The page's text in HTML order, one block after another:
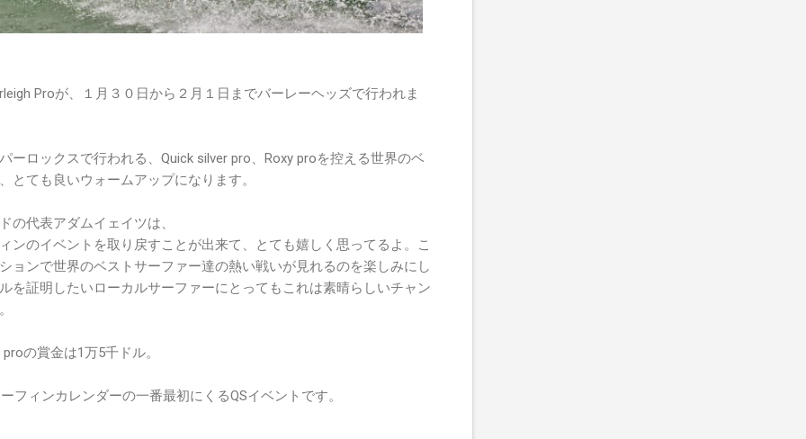
Proが、１月３０日から２月１日までバーレーヘッズで行われま
ーロックスで行われる、Quick silver pro、Roxy proを控える世界のベ
とても良いウォームアップになります。
の代表アダムイェイツは、
ンのイベントを取り戻すことが出来て、とても嬉しく思ってるよ。こ
ョンで世界のベストサーファー達の熱い戦いが見れるのを楽しみにし
を証明したいローカルサーファーにとってもこれは素晴らしいチャン
の賞金は1万5千ドル。
フィンカレンダーの一番最初にくるQSイベントです。